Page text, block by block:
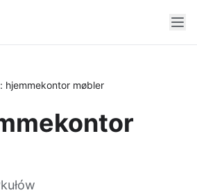
hjemmekontor møbler